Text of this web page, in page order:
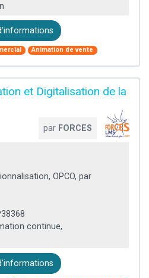
Animation de vente
et Digitalisation de la
par FORCES
OPCO, par
continue,